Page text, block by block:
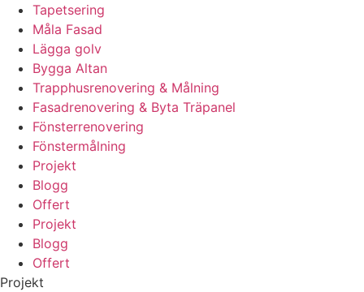
Tapetsering
Måla Fasad
Lägga golv
Bygga Altan
Trapphusrenovering & Målning
Fasadrenovering & Byta Träpanel
Fönsterrenovering
Fönstermålning
Projekt
Blogg
Offert
Projekt
Blogg
Offert
Projekt